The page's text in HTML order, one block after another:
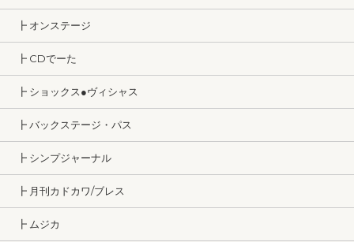
┣ オンステージ
┣ CDでーた
┣ ショックス●ヴィシャス
┣ バックステージ・パス
┣ シンプジャーナル
┣ 月刊カドカワ/ブレス
┣ ムジカ